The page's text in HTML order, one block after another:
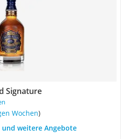
Signature
Wochen)
und weitere Angebote